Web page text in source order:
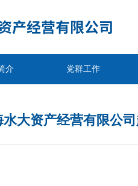
介 党群工作
水大资产经营有限公